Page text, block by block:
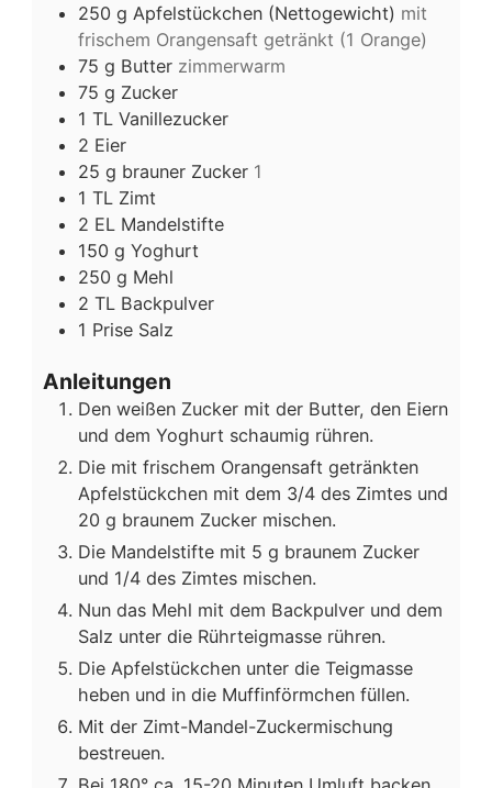
250 g Apfelstückchen (Nettogewicht) mit
frischem Orangensaft getränkt (1 Orange)
75 g Butter zimmerwarm
75 g Zucker
1 TL Vanillezucker
2 Eier
25 g brauner Zucker 1
1 TL Zimt
2 EL Mandelstifte
150 g Yoghurt
250 g Mehl
2 TL Backpulver
1 Prise Salz
Anleitungen
Den weißen Zucker mit der Butter, den Eiern
und dem Yoghurt schaumig rühren.
Die mit frischem Orangensaft getränkten
Apfelstückchen mit dem 3/4 des Zimtes und
20 g braunem Zucker mischen.
Die Mandelstifte mit 5 g braunem Zucker
und 1/4 des Zimtes mischen.
Nun das Mehl mit dem Backpulver und dem
Salz unter die Rührteigmasse rühren.
Die Apfelstückchen unter die Teigmasse
heben und in die Muffinförmchen füllen.
Mit der Zimt-Mandel-Zuckermischung
bestreuen.